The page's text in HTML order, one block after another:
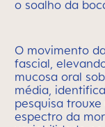
o soalho da
O movimento
fascial,
mucosa oral
média,
pesquisa
espectro da